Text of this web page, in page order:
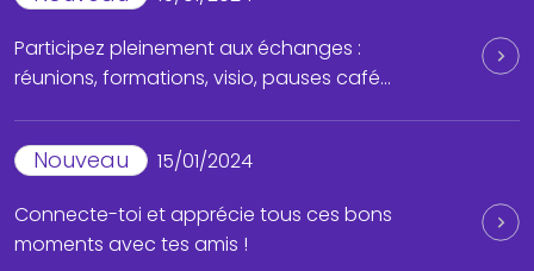
Participez pleinement aux échanges :
réunions, formations, visio, pauses café…
Nouveau
15/01/2024
Connecte-toi et apprécie tous ces bons
moments avec tes amis !